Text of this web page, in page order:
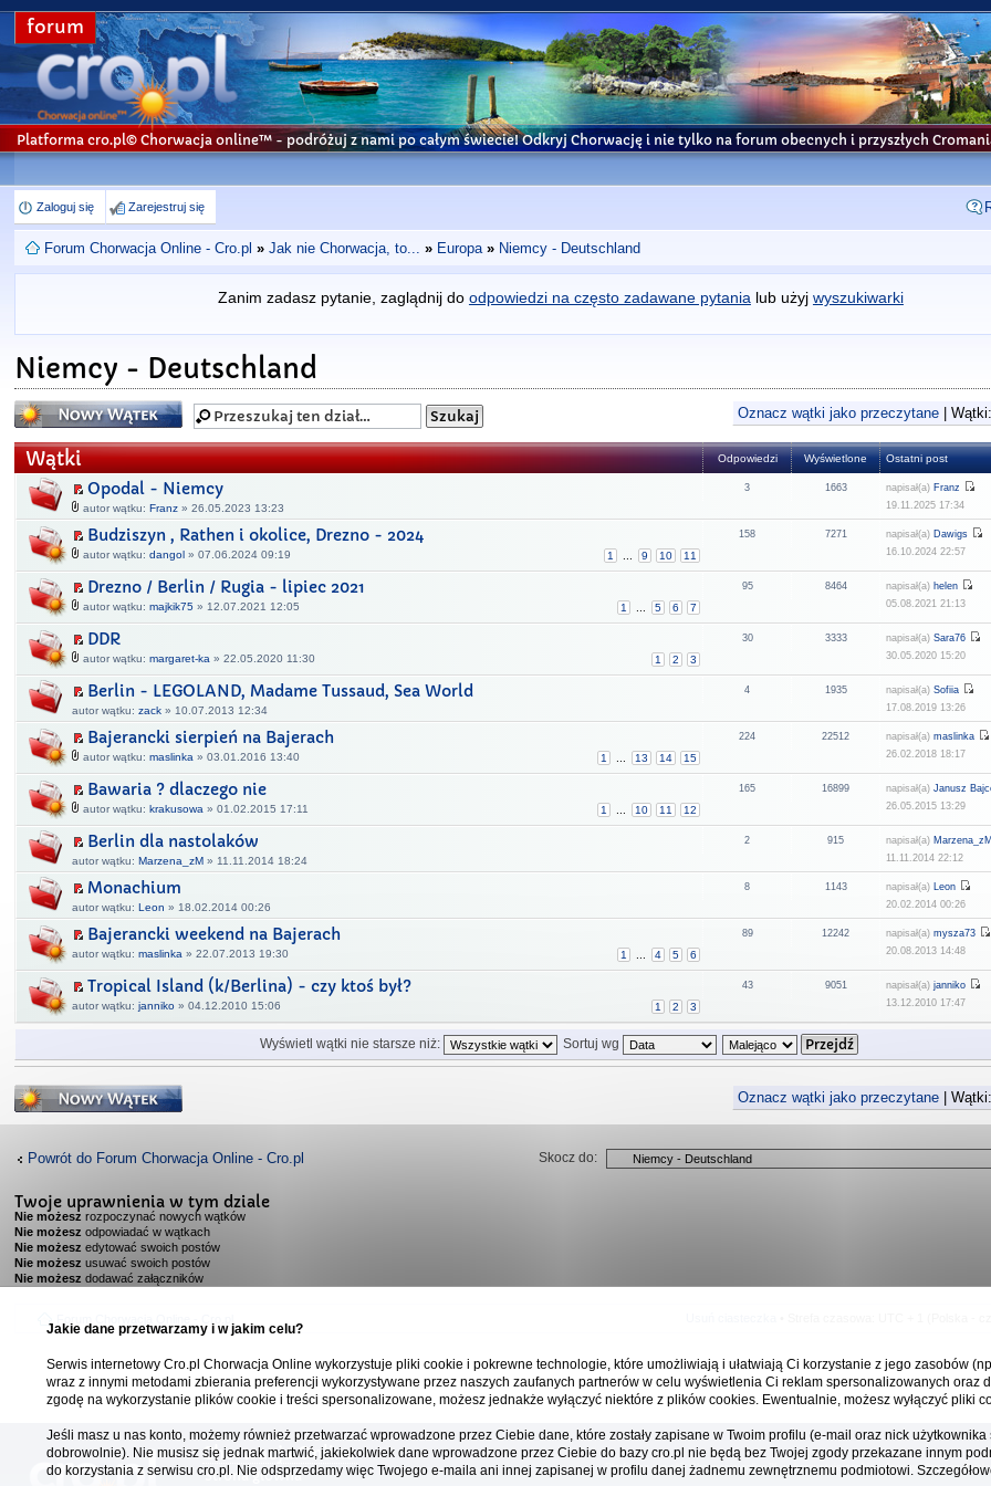
forum
Platforma cro.pl© Chorwacja online™ - podróżuj z nami po całym świecie! Odkryj Chorwację i nie tylko na forum obecnych i przyszłych
Zaloguj się Zarejestruj się
Forum Chorwacja Online - Cro.pl » Jak nie Chorwacja, to... » Europa » Niemcy - Deutschland
Zanim zadasz pytanie, zaglądnij do odpowiedzi na często zadawane pytania lub użyj wyszukiwarki
Niemcy - Deutschland
Napisz wątek Oznacz wątki jako przeczytane|
Wątki Odpowiedzi Wyświetlone Ostatni post
Opodal - Niemcy
autor wątku:Franz » 26.05.2023 13:23
3 1663 napisał(a) Franz
19.11.2025 17:34
Budziszyn , Rathen i okolice, Drezno - 2024
1 9 10 11
autor wątku:dangol » 07.06.2024 09:19
158 7271 napisał(a) Dawigs
16.10.2024 22:57
Drezno / Berlin / Rugia - lipiec 2021
1 5 6 7
autor wątku:majkik75 » 12.07.2021 12:05
95 8464 napisał(a) helen
05.08.2021 21:13
DDR
1 2 3
autor wątku:margaret-ka » 22.05.2020 11:30
30 3333 napisał(a) Sara76
30.05.2020 15:20
Berlin - LEGOLAND, Madame Tussaud, Sea World
autor wątku:zack » 10.07.2013 12:34
4 1935 napisał(a) Sofiia
17.08.2019 13:26
Bajerancki sierpień na Bajerach
1 13 14 15
autor wątku:maslinka » 03.01.2016 13:40
224 22512 napisał(a) maslinka
26.02.2018 18:17
Bawaria ? dlaczego nie
1 10 11 12
autor wątku:krakusowa » 01.02.2015 17:11
165 16899 napisał(a) Janusz
26.05.2015 13:29
Berlin dla nastolaków
autor wątku:Marzena_zM » 11.11.2014 18:24
2 915 napisał(a)
11.11.2014 22:12
Monachium
autor wątku:Leon » 18.02.2014 00:26
8 1143 napisał(a) Leon
20.02.2014 00:26
Bajerancki weekend na Bajerach
1 4 5 6
autor wątku:maslinka » 22.07.2013 19:30
89 12242 napisał(a) mysza73
20.08.2013 14:48
Tropical Island (k/Berlina) - czy ktoś był?
1 2 3
autor wątku:janniko » 04.12.2010 15:06
43 9051 napisał(a) janniko
13.12.2010 17:47
Wyświetl wątki nie starsze niż: Sortuj wg
Napisz wątek Oznacz wątki jako przeczytane|
Powrót do Forum Chorwacja Online - Cro.pl Skocz do:
Twoje uprawnienia w tym dziale
Nie możesz rozpoczynać nowych wątków
Nie możesz odpowiadać w wątkach
Nie możesz edytować swoich postów
Nie możesz usuwać swoich postów
Nie możesz dodawać załączników
Chorwacja Online
Strona główna
Platforma cro.pl© Chorwacja online™ wykorzystuje cookies do prawidłowego
Jakie dane przetwarzamy i w jakim celu?
Serwis internetowy Cro.pl Chorwacja Online wykorzystuje pliki cookie i pokrewne technologie, które umożliwiają i ułatwiają Ci korzystanie z jego zasobów
wraz z innymi metodami zbierania preferencji wykorzystywane przez naszych zaufanych partnerów w celu wyświetlenia Ci reklam spersonalizowanych oraz
zgodę na wykorzystanie plików cookie i treści spersonalizowane, możesz jednakże wyłączyć niektóre z plików cookies. Ewentualnie, możesz wyłączyć pliki
Jeśli masz u nas konto, możemy również przetwarzać wprowadzone przez Ciebie dane, które zostały zapisane w Twoim profilu (e-mail oraz nick
dobrowolnie). Nie musisz się jednak martwić, jakiekolwiek dane wprowadzone przez Ciebie do bazy cro.pl nie będą bez Twojej zgody przekazane innym
do korzystania z serwisu cro.pl. Nie odsprzedamy więc Twojego e-maila ani innej zapisanej w profilu danej żadnemu zewnętrznemu podmiotowi.